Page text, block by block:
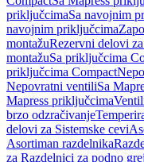
priključcimaSa navojnim
navojnim priključcima
montažuRezervni delovi
montažuSa priključcima
priključcima Compact
Nepovratni ventiliSa
Mapress priključcima
brzo odzračivanje
delovi za Sistemske cevi
Asortiman razdelnika
za Razdelnici za podno